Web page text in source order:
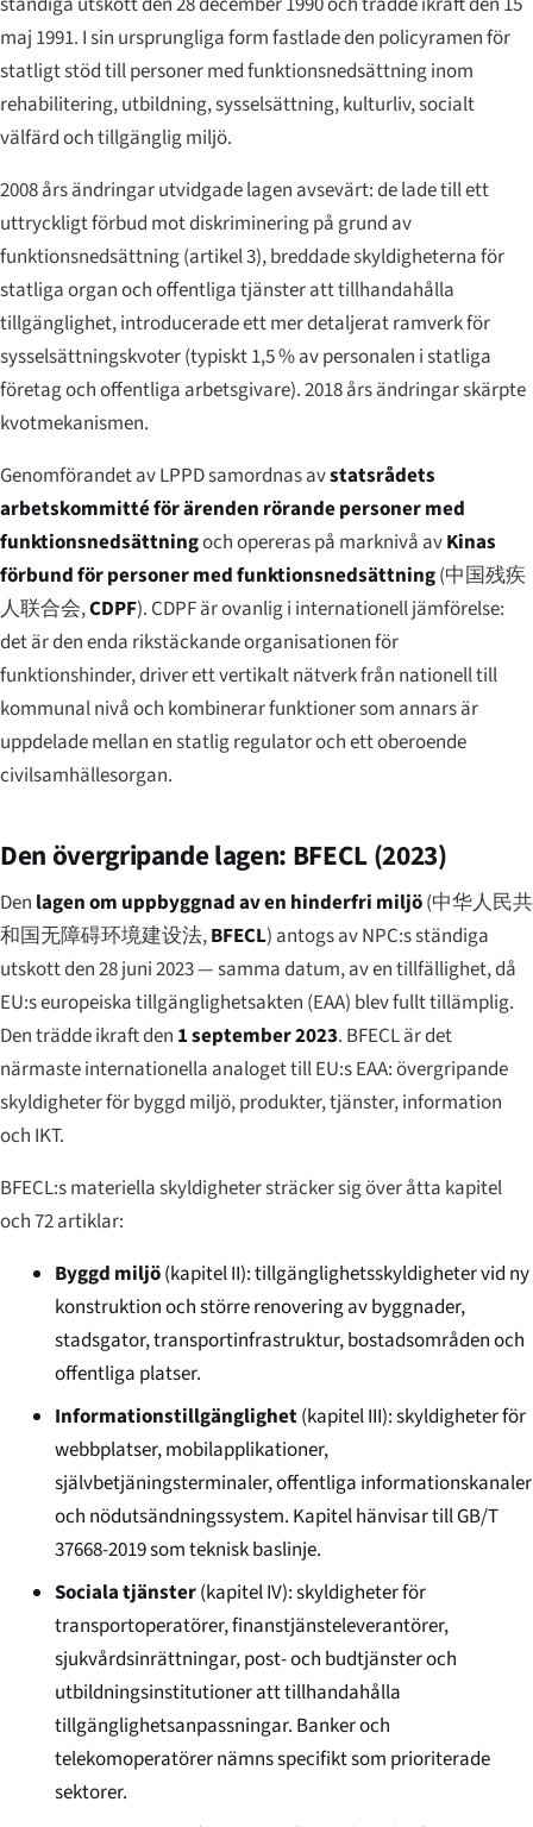
maj 1991. I sin ursprungliga form fastlade den policyramen för
statligt stöd till personer med funktionsnedsättning inom
rehabilitering, utbildning, sysselsättning, kulturliv, socialt
välfärd och tillgänglig miljö.
2008 års ändringar utvidgade lagen avsevärt: de lade till ett
uttryckligt förbud mot diskriminering på grund av
funktionsnedsättning (artikel 3), breddade skyldigheterna för
statliga organ och offentliga tjänster att tillhandahålla
tillgänglighet, introducerade ett mer detaljerat ramverk för
sysselsättningskvoter (typiskt 1,5 % av personalen i statliga
företag och offentliga arbetsgivare). 2018 års ändringar skärpte
kvotmekanismen.
Genomförandet av LPPD samordnas avstatsrådets
arbetskommitté för ärenden rörande personer med
funktionsnedsättningoch opereras på marknivå avKinas
förbund för personer med funktionsnedsättning(中国残疾
人联合会,CDPF). CDPF är ovanlig i internationell jämförelse:
det är den enda rikstäckande organisationen för
funktionshinder, driver ett vertikalt nätverk från nationell till
kommunal nivå och kombinerar funktioner som annars är
uppdelade mellan en statlig regulator och ett oberoende
civilsamhällesorgan.
Den övergripande lagen: BFECL (2023)
Den lagen om uppbyggnad av en hinderfri miljö(中华人民共
和国无障碍环境建设法,BFECL) antogs av NPC:s ständiga
utskott den 28 juni 2023 — samma datum, av en tillfällighet, då
EU:s europeiska tillgänglighetsakten (EAA) blev fullt tillämplig.
Den trädde ikraft den 1 september 2023. BFECL är det
närmaste internationella analoget till EU:s EAA: övergripande
skyldigheter för byggd miljö, produkter, tjänster, information
och IKT.
BFECL:s materiella skyldigheter sträcker sig över åtta kapitel
och 72 artiklar:
Byggd miljö(kapitel II): tillgänglighetsskyldigheter vid ny
konstruktion och större renovering av byggnader,
stadsgator, transportinfrastruktur, bostadsområden och
offentliga platser.
Informationstillgänglighet(kapitel III): skyldigheter för
webbplatser, mobilapplikationer,
självbetjäningsterminaler, offentliga informationskanaler
och nödutsändningssystem. Kapitel hänvisar till GB/T
37668-2019 som teknisk baslinje.
Sociala tjänster(kapitel IV): skyldigheter för
transportoperatörer, finanstjänsteleverantörer,
sjukvårdsinrättningar, post- och budtjänster och
utbildningsinstitutioner att tillhandahålla
tillgänglighetsanpassningar. Banker och
telekomoperatörer nämns specifikt som prioriterade
sektorer.